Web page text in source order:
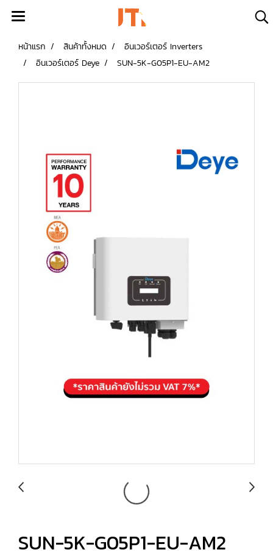
หน้าแรก สินค้าทั้งหมด
อินเวอร์เตอร์ Inverters
อินเวอร์เตอร์ Deye
SUN-5K-G05P1-EU-AM2
SUN-5K-G05P1-EU-AM2